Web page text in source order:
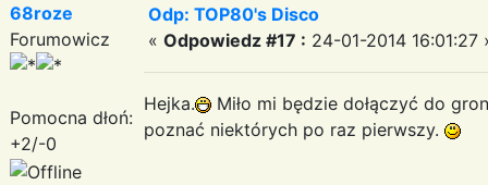
68roze
Forumowicz
Pomocna dłoń:
+2/-0
Odp: TOP80's Disco
« Odpowiedz #17 : 24-01-2014 16:01:27
Hejka.
Miło mi będzie dołączyć do
poznać niektórych po raz pierwszy.